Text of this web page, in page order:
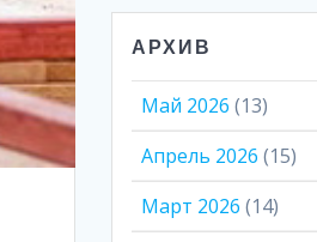
АРХИВ
Май 2026 (13)
Апрель 2026 (15)
Март 2026 (14)